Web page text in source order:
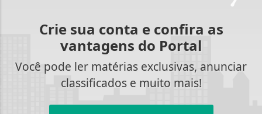
Crie sua conta e confira as
vantagens do Portal
Você pode ler matérias exclusivas, anunciar
classificados e muito mais!